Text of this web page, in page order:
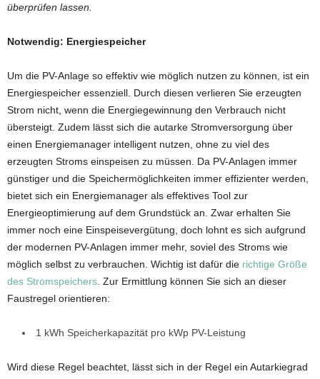
überprüfen lassen.
Notwendig: Energiespeicher
Um die PV-Anlage so effektiv wie möglich nutzen zu können, ist ein
Energiespeicher essenziell. Durch diesen verlieren Sie erzeugten
Strom nicht, wenn die Energiegewinnung den Verbrauch nicht
übersteigt. Zudem lässt sich die autarke Stromversorgung über
einen Energiemanager intelligent nutzen, ohne zu viel des
erzeugten Stroms einspeisen zu müssen. Da PV-Anlagen immer
günstiger und die Speichermöglichkeiten immer effizienter werden,
bietet sich ein Energiemanager als effektives Tool zur
Energieoptimierung auf dem Grundstück an. Zwar erhalten Sie
immer noch eine Einspeisevergütung, doch lohnt es sich aufgrund
der modernen PV-Anlagen immer mehr, soviel des Stroms wie
möglich selbst zu verbrauchen. Wichtig ist dafür die richtige Größe
des Stromspeichers . Zur Ermittlung können Sie sich an dieser
Faustregel orientieren:
1 kWh Speicherkapazität pro kWp PV-Leistung
Wird diese Regel beachtet, lässt sich in der Regel ein Autarkiegrad